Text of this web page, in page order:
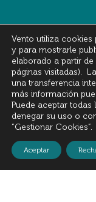
Vento utiliza cookies
y para mostrarle
elaborado a partir
páginas visitadas).
una transferencia
más información
Puede aceptar todas
denegar su uso o
“Gestionar Cookies”.
Aceptar